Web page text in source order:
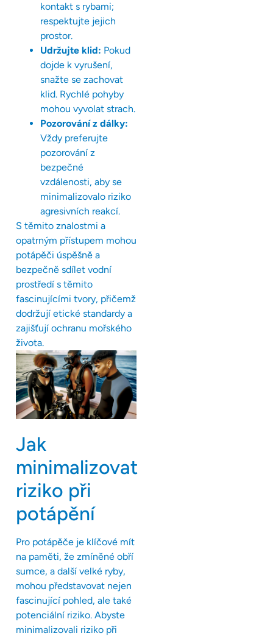
kontakt s rybami;
respektujte jejich
prostor.
Udržujte klid: Pokud
dojde k vyrušení,
snažte se zachovat
klid. Rychlé pohyby
mohou vyvolat strach.
Pozorování z dálky:
Vždy preferujte
pozorování z
bezpečné
vzdálenosti, aby se
minimalizovalo riziko
agresivních reakcí.
S těmito znalostmi a
opatrným přístupem mohou
potápěči úspěšně a
bezpečně sdílet vodní
prostředí s těmito
fascinujícími tvory, přičemž
dodržují etické standardy a
zajišťují ochranu mořského
života.
Jak
minimalizovat
riziko při
potápění
Pro potápěče je klíčové mít
na paměti, že zmíněné obří
sumce, a další velké ryby,
mohou představovat nejen
fascinující pohled, ale také
potenciální riziko. Abyste
minimalizovali riziko při